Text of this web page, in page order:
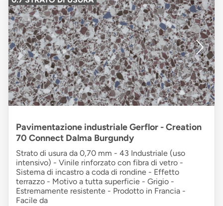
Pavimentazione industriale Gerflor - Creation
70 Connect Dalma Burgundy
Strato di usura da 0,70 mm - 43 Industriale (uso
intensivo) - Vinile rinforzato con fibra di vetro -
Sistema di incastro a coda di rondine - Effetto
terrazzo - Motivo a tutta superficie - Grigio -
Estremamente resistente - Prodotto in Francia -
Facile da